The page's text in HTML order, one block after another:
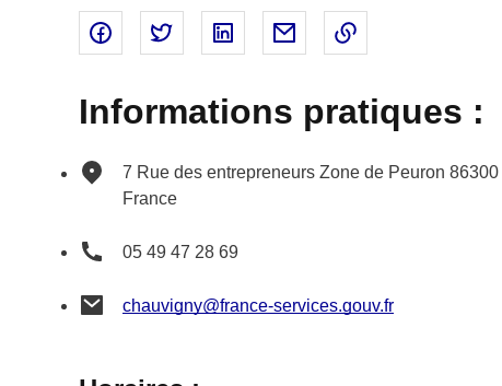
Partager sur Facebook - nouvelle fenêtre
Partager sur Twitter - nouvelle fenêtre
Partager sur Linked In - nouvelle
Partager par email -
Informations pratiques :
7 Rue des entrepreneurs Zone de Peuron 86300
France
05 49 47 28 69
chauvigny@france-services.gouv.fr